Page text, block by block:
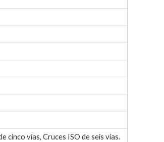
cinco vías, Cruces ISO de seis vías.